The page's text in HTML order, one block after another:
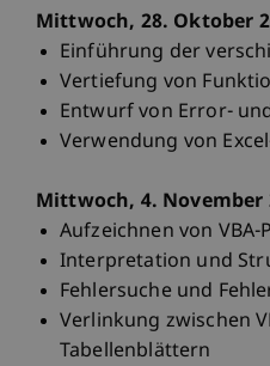
Mittwoch, 28. Oktober
Einführung der
Vertiefung von
Entwurf von Error-
Verwendung von
Mittwoch, 4. November
Aufzeichnen von
Interpretation und
Fehlersuche und
Verlinkung zwischen
Tabellenblättern